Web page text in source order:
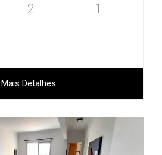
2 1
Mais Detalhes